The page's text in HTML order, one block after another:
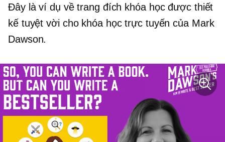
Đây là ví dụ về trang đích khóa học được thiết
kế tuyệt vời cho khóa học trực tuyến của Mark
Dawson.